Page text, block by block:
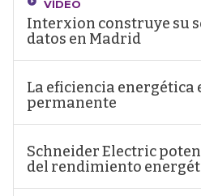
VÍDEO
Interxion construye su
datos en Madrid
La eficiencia
permanente
Schneider Electric
del rendimiento